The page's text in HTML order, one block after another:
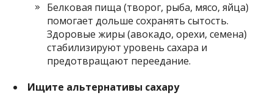
Белковая пища (творог, рыба, мясо, яйца)
помогает дольше сохранять сытость.
Здоровые жиры (авокадо, орехи, семена)
стабилизируют уровень сахара и
предотвращают переедание.
Ищите альтернативы сахару